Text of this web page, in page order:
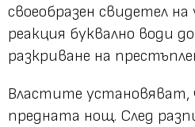
своеобразен свидетел
реакция буквално води
разкриване на
Властите установяват,
предната нощ. След